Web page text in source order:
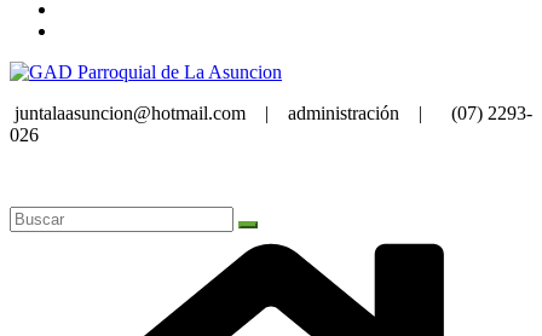
juntalaasuncion@hotmail.com | administración |
(07) 2293-
026